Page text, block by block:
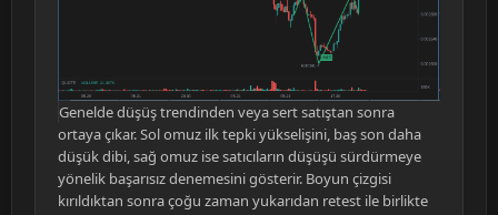
Genelde düşüş trendinden veya sert satıştan sonra
ortaya çıkar. Sol omuz ilk tepki yükselişini, baş son daha
düşük dibi, sağ omuz ise satıcıların düşüşü sürdürmeye
yönelik başarısız denemesini gösterir. Boyun çizgisi
kırıldıktan sonra çoğu zaman yukarıdan retest ile birlikte